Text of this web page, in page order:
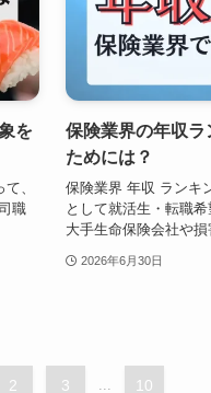
を
、
職
保険業界の年収
ためには？
保険業界 年収 ランキ
として就活生・転職
大手生命保険会社や
2026年6月30日
2 3 10